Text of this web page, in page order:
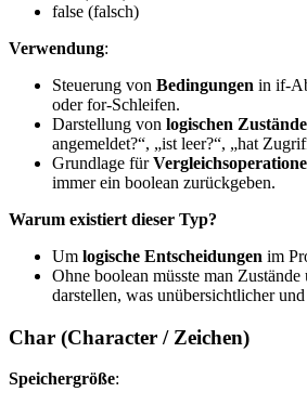
false (falsch)
Verwendung:
Steuerung von Bedingungen in if-
oder for-Schleifen.
Darstellung von logischen
angemeldet?“, „ist leer?“, „hat
Grundlage für
immer ein boolean zurückgeben.
Warum existiert dieser Typ?
Um logische Entscheidungen im
Ohne boolean müsste man
darstellen, was unübersichtlicher
Char (Character / Zeichen)
Speichergröße: